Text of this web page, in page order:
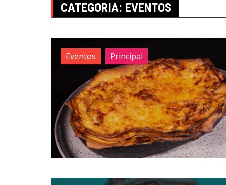
CATEGORIA: EVENTOS
Eventos Principal